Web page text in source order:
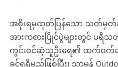
အစိုးရမှထုတ်ပြန်သော သတ်မှတ်ခ
အားကစားပြိုင်ပွဲများတွင် ပ
ကွင်းဝင်ဆံ့သူဦးရေ၏ ထက်ဝက်ခ
ခွင့်ရရှိမည်ဖြစ်ပြီး၊ သာမန်